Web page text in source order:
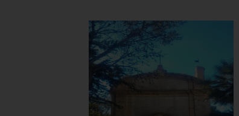
Chiesa Santa
Maria del
Carmine e S.
Antonio